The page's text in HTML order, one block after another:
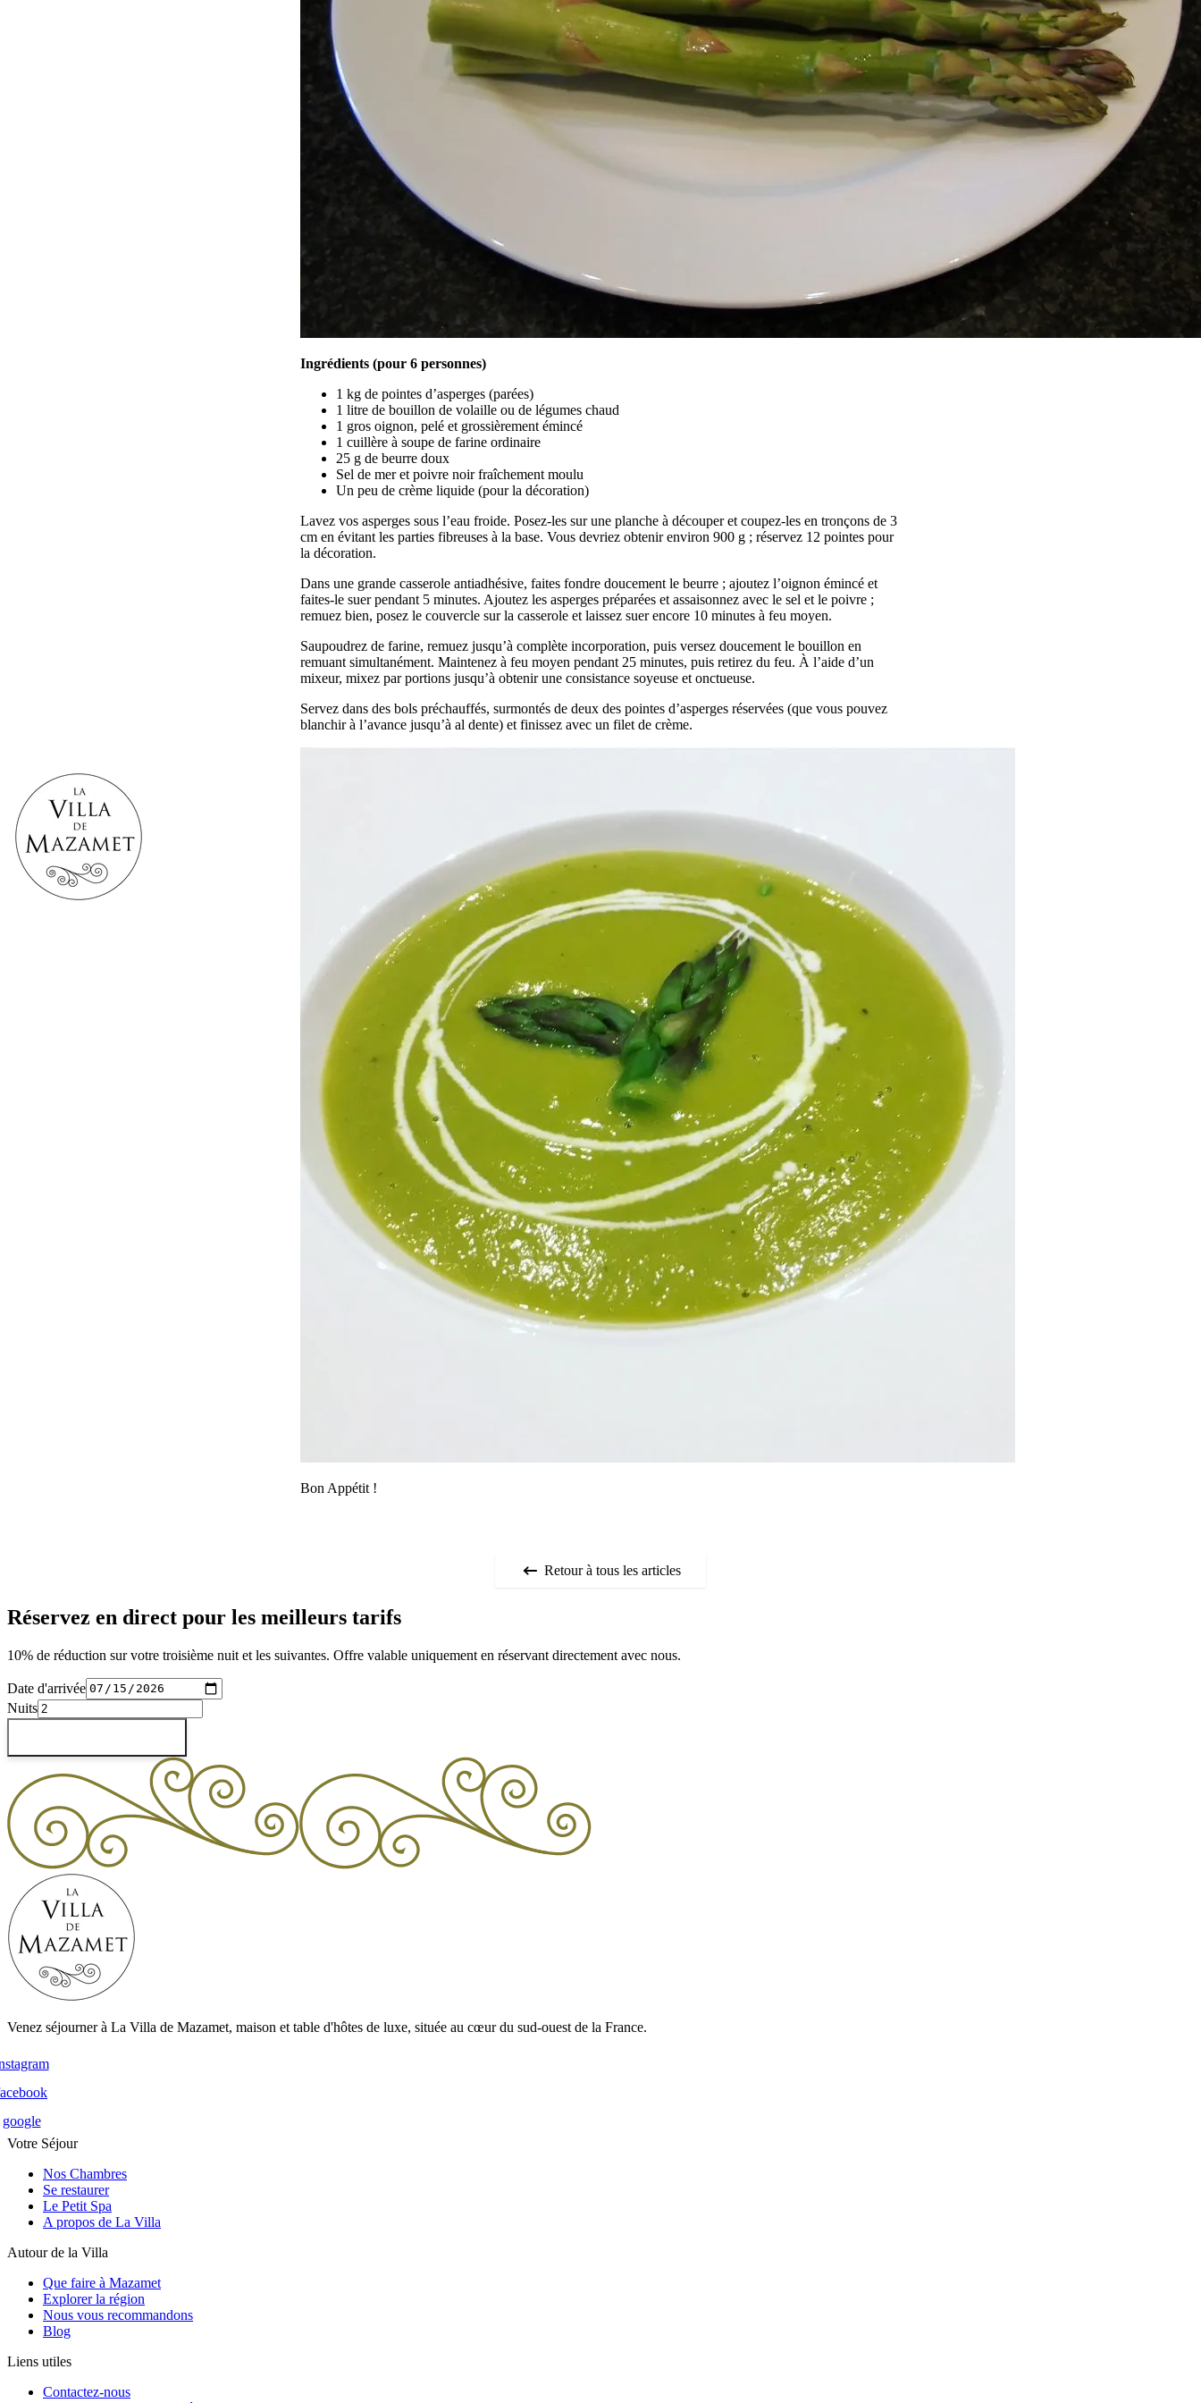
Ingrédients (pour 6 personnes)
1 kg de pointes d’asperges (parées)
1 litre de bouillon de volaille ou de légumes chaud
1 gros oignon, pelé et grossièrement émincé
1 cuillère à soupe de farine ordinaire
25 g de beurre doux
Sel de mer et poivre noir fraîchement moulu
Un peu de crème liquide (pour la décoration)
Lavez vos asperges sous l’eau froide. Posez-les sur une planche à découper et coupez-les en tronçons de 3
cm en évitant les parties fibreuses à la base. Vous devriez obtenir environ 900 g ; réservez 12 pointes pour
la décoration.
Dans une grande casserole antiadhésive, faites fondre doucement le beurre ; ajoutez l’oignon émincé et
faites-le suer pendant 5 minutes. Ajoutez les asperges préparées et assaisonnez avec le sel et le poivre ;
remuez bien, posez le couvercle sur la casserole et laissez suer encore 10 minutes à feu moyen.
Saupoudrez de farine, remuez jusqu’à complète incorporation, puis versez doucement le bouillon en
remuant simultanément. Maintenez à feu moyen pendant 25 minutes, puis retirez du feu. À l’aide d’un
mixeur, mixez par portions jusqu’à obtenir une consistance soyeuse et onctueuse.
Servez dans des bols préchauffés, surmontés de deux des pointes d’asperges réservées (que vous pouvez
blanchir à l’avance jusqu’à al dente) et finissez avec un filet de crème.
Bon Appétit !
Retour à tous les articles
Réservez en direct pour les meilleurs tarifs
10% de réduction sur votre troisième nuit et les suivantes. Offre valable uniquement en réservant directement avec nous.
Date d'arrivée
Nuits
Venez séjourner à La Villa de Mazamet, maison et table d'hôtes de luxe, située au cœur du sud-ouest de la France.
google
Votre Séjour
Nos Chambres
Se restaurer
Le Petit Spa
A propos de La Villa
Autour de la Villa
Que faire à Mazamet
Explorer la région
Nous vous recommandons
Blog
Liens utiles
Contactez-nous